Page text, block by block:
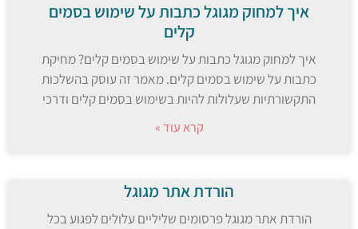
איך למחוק מגוגל כתבות על שימוש בסמים
קלים
איך למחוק מגוגל כתבות על שימוש בסמים קלים? מחיקת
כתבות על שימוש בסמים קלים. מאמר זה עוסק בהשלכות
התקשורתיות שעלולות להיות בשימוש בסמים קלים ודרכי
קרא עוד »
הורדת אתר מגוגל
הורדת אתר מגוגל פרסומים שליליים עלולים לפגוע בכל